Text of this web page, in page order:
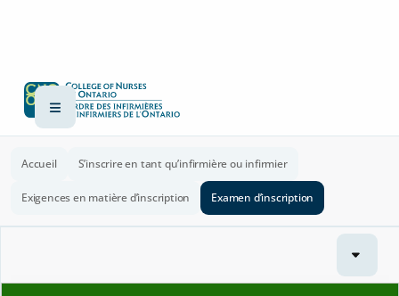
Accueil S’inscrire en tant qu’infirmière ou infirmier
Exigences en matière d’inscription Examen d’inscription